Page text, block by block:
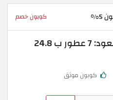
كوبون خصم
عروض الصيف الدخيل للعود: 7 عطور ب 24.8
كوبون موثق